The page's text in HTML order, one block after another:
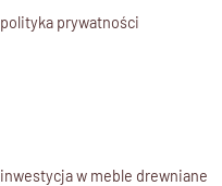
polityka prywatności
inwestycja w meble drewniane